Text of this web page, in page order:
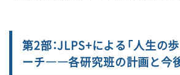
第2部：JLPS+による「人生の
ーチ――各研究班の計画と今